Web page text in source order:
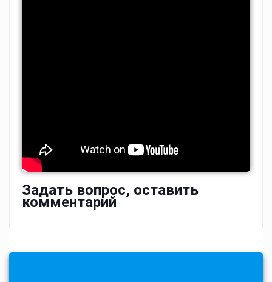
Задать вопрос, оставить
комментарий